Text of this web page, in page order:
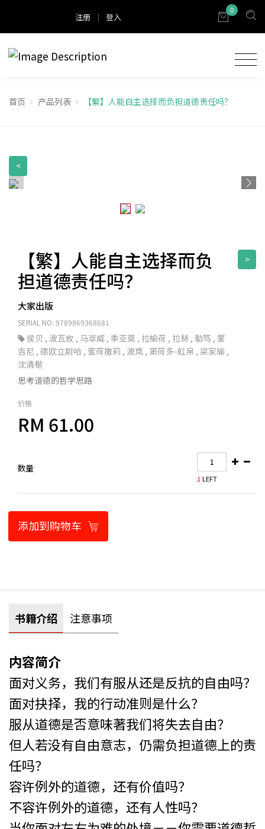
注册 | 登入
0
首页 产品列表 【繁】人能自主选择而负担道德责任吗？
<
>
【繁】人能自主选择而负
担道德责任吗？
大家出版
SERIAL NO: 9789869368681
侯贝 , 波瓦攸 , 马崒威 , 季亚莫 , 拉榆荷 , 拉赫 , 勒笃 , 蒙
吉尼 , 德欧立尉哈 , 蜜荷撒莉 , 波岚 , 窦荷多-虹帛 , 梁家瑜 ,
沈清楷
思考道德的哲学思路
价格
RM 61.00
数量
1 LEFT
添加到购物车
书籍介绍 注意事项
内容简介
面对义务，我们有服从还是反抗的自由吗？
面对抉择，我的行动准则是什么？
服从道德是否意味著我们将失去自由？
但人若没有自由意志，仍需负担道德上的责
任吗？
容许例外的道德，还有价值吗？
不容许例外的道德，还有人性吗？